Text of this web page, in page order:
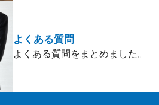
よくある質問
よくある質問をまとめました。